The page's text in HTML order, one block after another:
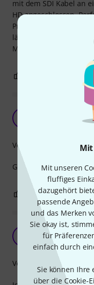
Mit
Mit unseren
fluffiges
dazugehört
passende
und das Merken
Sie okay ist,
für
einfach durch
Sie können
über die Cookie-
mit dem SDI Kabel an
HD angeschlossen.
Probleme. Kabel und
lässt sich gut verlegen.
Meter und 50 Meter
SOMMER
DJ-
GUTE VERARBEITUNG /
Verarbeitung
0
Sehr gut für
Verarbeitung